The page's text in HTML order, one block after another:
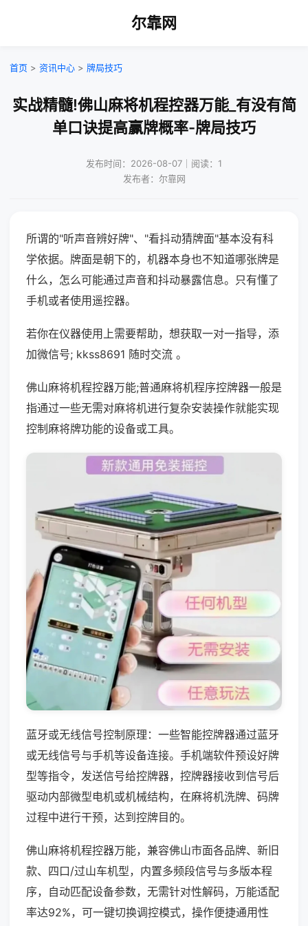
尔靠网
首页 > 资讯中心 > 牌局技巧
实战精髓!佛山麻将机程控器万能_有没有简
单口诀提高赢牌概率-牌局技巧
发布时间：2026-08-07｜阅读：1
发布者：尔靠网
所谓的"听声音辨好牌"、"看抖动猜牌面"基本没有科
学依据。牌面是朝下的，机器本身也不知道哪张牌是
什么，怎么可能通过声音和抖动暴露信息。只有懂了
手机或者使用遥控器。
若你在仪器使用上需要帮助，想获取一对一指导，添
加微信号; kkss8691 随时交流 。
佛山麻将机程控器万能;普通麻将机程序控牌器一般是
指通过一些无需对麻将机进行复杂安装操作就能实现
控制麻将牌功能的设备或工具。
蓝牙或无线信号控制原理：一些智能控牌器通过蓝牙
或无线信号与手机等设备连接。手机端软件预设好牌
型等指令，发送信号给控牌器，控牌器接收到信号后
驱动内部微型电机或机械结构，在麻将机洗牌、码牌
过程中进行干预，达到控牌目的。
佛山麻将机程控器万能，兼容佛山市面各品牌、新旧
款、四口/过山车机型，内置多频段信号与多版本程
序，自动匹配设备参数，无需针对性解码，万能适配
率达92%，可一键切换调控模式，操作便捷通用性